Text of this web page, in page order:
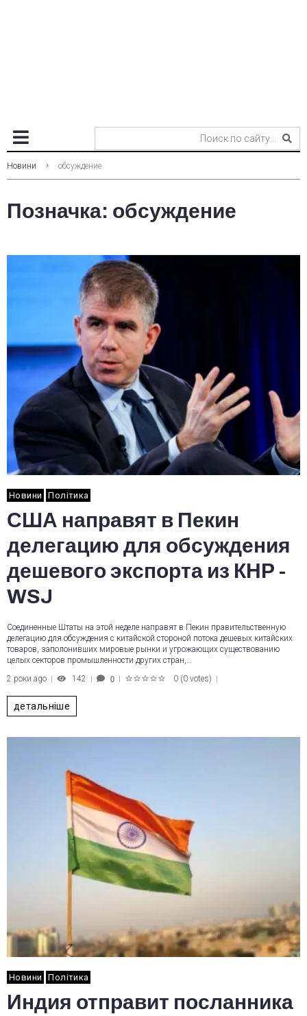
Новини обсуждение
Позначка: обсуждение
Новини Політика
США направят в Пекин
делегацию для обсуждения
дешевого экспорта из КНР -
WSJ
Соединенные Штаты на этой неделе направят в Пекин правительственную
делегацию для обсуждения с китайской стороной потока дешевых китайских
товаров, заполонивших мировые рынки и угрожающих существованию
целых секторов промышленности других стран,…
2 роки ago
142 0 0 (0 votes)
детальніше
Новини Політика
Индия отправит посланника